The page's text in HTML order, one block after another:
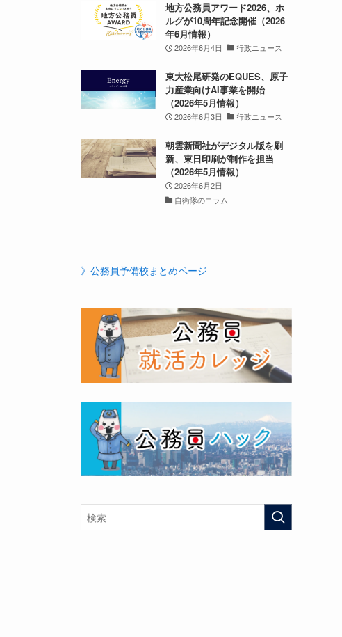
地方公務員アワード2026、ホ
ルグが10周年記念開催（2026
年6月情報）
2026年6月4日 行政ニュース
東大松尾研発のEQUES、原子
力産業向けAI事業を開始
（2026年5月情報）
2026年6月3日 行政ニュース
朝雲新聞社がデジタル版を刷
新、東日印刷が制作を担当
（2026年5月情報）
2026年6月2日
自衛隊のコラム
》公務員予備校まとめページ